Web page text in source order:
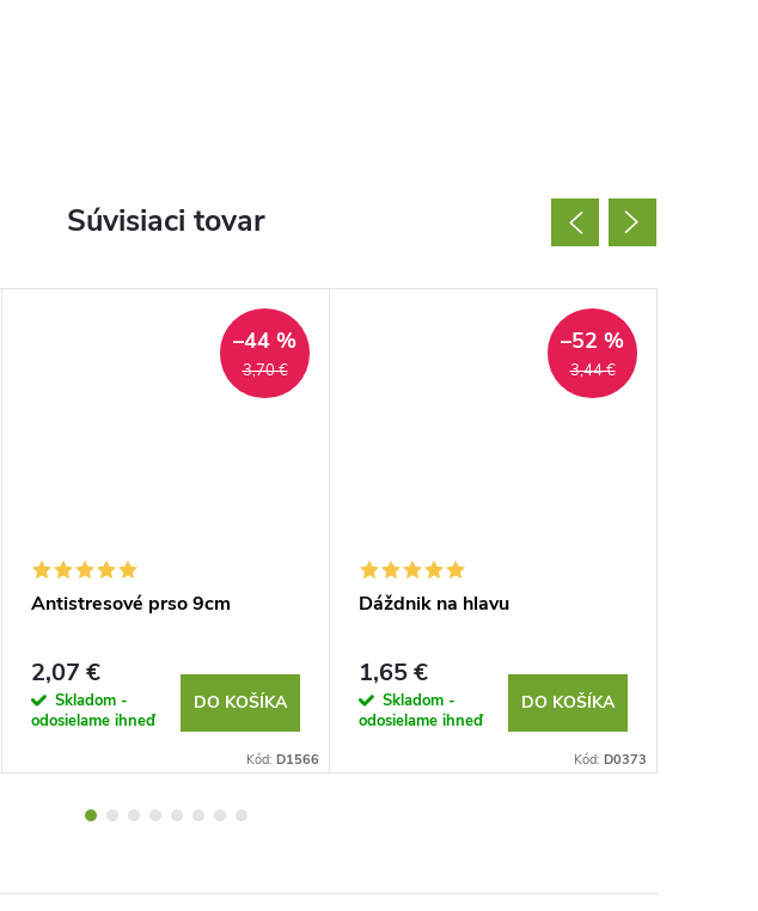
Súvisiaci tovar
3,70 €
–44 %
Antistresové prso 9cm
2,07 €
Skladom -
odosielame ihneď
DO KOŠÍKA
Kód: D1566
3,44 €
–52 %
Dáždnik na hlavu
1,65 €
Skladom -
odosielame ihneď
DO KOŠÍKA
Kód: D0373